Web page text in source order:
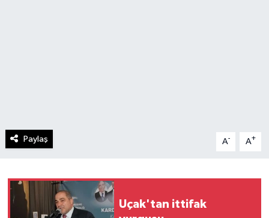
Paylaş A- A+
Uçak'tan ittifak